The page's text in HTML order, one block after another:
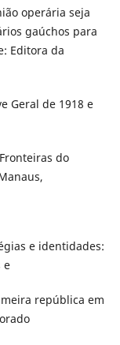
operária seja
gaúchos para
Editora da
Geral de 1918 e
do
e identidades:
e
república em